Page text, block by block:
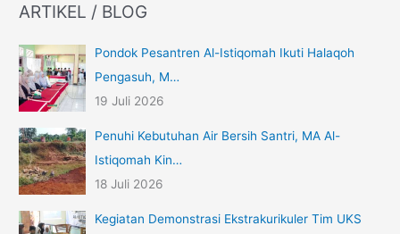
ARTIKEL / BLOG
Pondok Pesantren Al-Istiqomah Ikuti Halaqoh
Pengasuh, M…
19 Juli 2026
Penuhi Kebutuhan Air Bersih Santri, MA Al-
Istiqomah Kin…
18 Juli 2026
Kegiatan Demonstrasi Ekstrakurikuler Tim UKS